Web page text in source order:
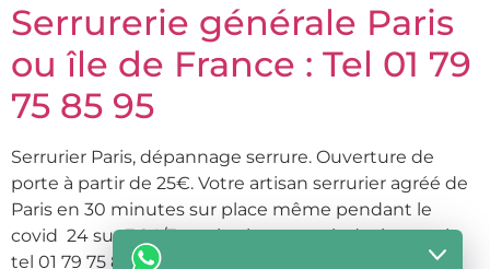
Serrurerie générale Paris
ou île de France : Tel 01 79
75 85 95
Serrurier Paris, dépannage serrure. Ouverture de
porte à partir de 25€. Votre artisan serrurier agréé de
Paris en 30 minutes sur place même pendant le
covid 24 sur 7 24/7 service jour et nuit devis gratuit
tel 01 79 75 85 95 COVID-19: SERRURIER DE PARIS